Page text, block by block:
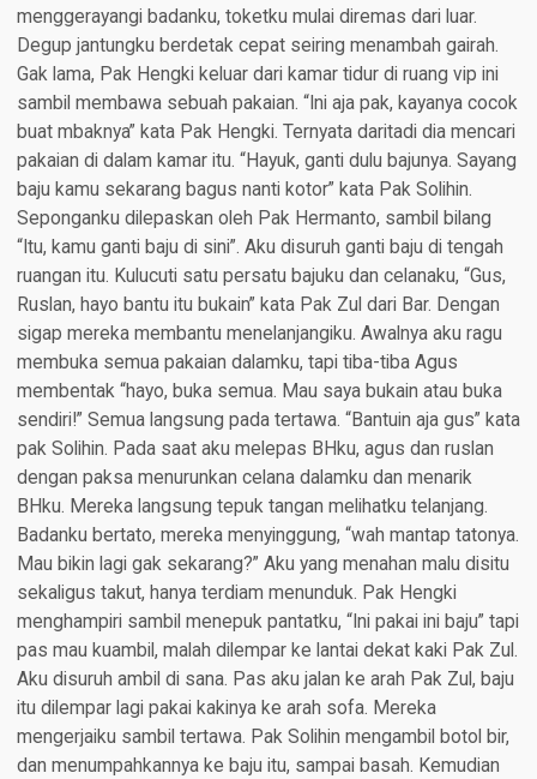
menggerayangi badanku, toketku mulai diremas dari luar.
Degup jantungku berdetak cepat seiring menambah gairah.
Gak lama, Pak Hengki keluar dari kamar tidur di ruang vip ini
sambil membawa sebuah pakaian. “Ini aja pak, kayanya cocok
buat mbaknya” kata Pak Hengki. Ternyata daritadi dia mencari
pakaian di dalam kamar itu. “Hayuk, ganti dulu bajunya. Sayang
baju kamu sekarang bagus nanti kotor” kata Pak Solihin.
Seponganku dilepaskan oleh Pak Hermanto, sambil bilang
“Itu, kamu ganti baju di sini”. Aku disuruh ganti baju di tengah
ruangan itu. Kulucuti satu persatu bajuku dan celanaku, “Gus,
Ruslan, hayo bantu itu bukain” kata Pak Zul dari Bar. Dengan
sigap mereka membantu menelanjangiku. Awalnya aku ragu
membuka semua pakaian dalamku, tapi tiba-tiba Agus
membentak “hayo, buka semua. Mau saya bukain atau buka
sendiri!” Semua langsung pada tertawa. “Bantuin aja gus” kata
pak Solihin. Pada saat aku melepas BHku, agus dan ruslan
dengan paksa menurunkan celana dalamku dan menarik
BHku. Mereka langsung tepuk tangan melihatku telanjang.
Badanku bertato, mereka menyinggung, “wah mantap tatonya.
Mau bikin lagi gak sekarang?” Aku yang menahan malu disitu
sekaligus takut, hanya terdiam menunduk. Pak Hengki
menghampiri sambil menepuk pantatku, “Ini pakai ini baju” tapi
pas mau kuambil, malah dilempar ke lantai dekat kaki Pak Zul.
Aku disuruh ambil di sana. Pas aku jalan ke arah Pak Zul, baju
itu dilempar lagi pakai kakinya ke arah sofa. Mereka
mengerjaiku sambil tertawa. Pak Solihin mengambil botol bir,
dan menumpahkannya ke baju itu, sampai basah. Kemudian